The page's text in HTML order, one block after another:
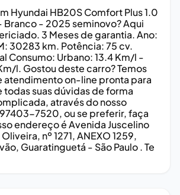
Hyundai HB20S Comfort Plus 1.0
Branco - 2025 seminovo? Aqui
3 Meses de garantia. Ano:
30283 km. Potência: 75 cv.
Consumo: Urbano: 13.4 Km/l -
l. Gostou deste carro? Temos
atendimento on-line pronta para
todas suas dúvidas de forma
através do nosso
7520, ou se preferir, faça
endereço é Avenida Juscelino
nº 1271, ANEXO 1259,
Guaratinguetá - São Paulo . Te